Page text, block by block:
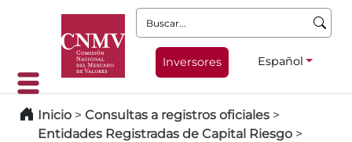
Buscar:
Inversores Español
Inicio > Consultas a registros oficiales >
Entidades Registradas de Capital Riesgo >